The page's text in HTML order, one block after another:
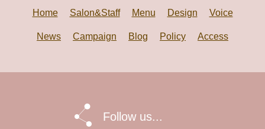
Home Salon&Staff Menu Design Voice
News Campaign Blog Policy Access
Follow us...